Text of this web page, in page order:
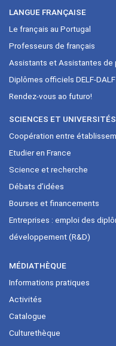
LANGUE FRANÇAISE
Le français au Portugal
Professeurs de français
Assistants et Assistantes de
Diplômes officiels DELF-DALF
Rendez-vous ao futuro!
SCIENCES ET UNIVERSITÉS
Coopération entre
Etudier en France
Science et recherche
Débats d’idées
Bourses et financements
Entreprises : emploi des
développement (R&D)
MÉDIATHÈQUE
Informations pratiques
Activités
Catalogue
Culturethèque